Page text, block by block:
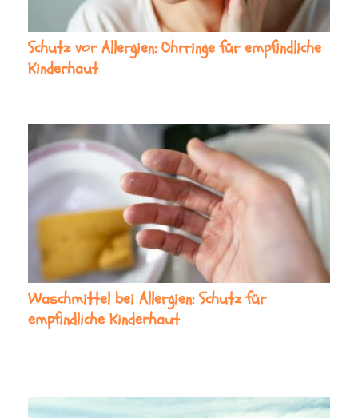
Schutz vor Allergien: Ohrringe für empfindliche
Kinderhaut
Waschmittel bei Allergien: Schutz für
empfindliche Kinderhaut